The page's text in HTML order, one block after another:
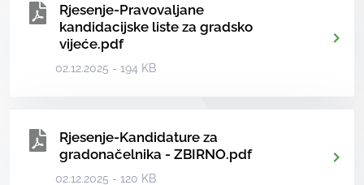
Rjesenje-Pravovaljane
kandidacijske liste za gradsko
vijeće.pdf
02.12.2025 - 194 KB
Rjesenje-Kandidature za
gradonačelnika - ZBIRNO.pdf
02.12.2025 - 120 KB